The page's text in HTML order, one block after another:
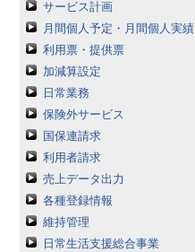
サービス計画
月間個人予定・月間個人実績
利用票・提供票
加減算設定
日常業務
保険外サービス
国保連請求
利用者請求
売上データ出力
各種登録情報
維持管理
日常生活支援総合事業